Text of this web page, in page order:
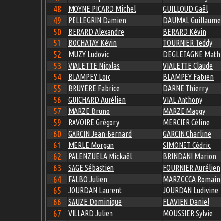
48 MOYNE PICARD Michel GUILLOUD Gaël
49 PELLEGRIN Damien DAUMAL Guillaume
50 BERARD Alexandre BERARD Kévin
51 BOCHATAY Kévin TOURNIER Teddy
52 MUZY Ludovic DEGLETAGNE
53 VIALETTE Nicolas VIALETTE Claude
54 BLAMPEY Loïc BLAMPEY Fabien
55 BRUYERE Fabrice DARNE Thierry
56 GUICHARD Aurélien VIAL Anthony
57 MARZE Bruno MARZE Maggy
59 RAVOIRE Grégory MERCIER Céline
60 GARCIN Jean-Bernard GARCIN Charline
61 MERLE Morgan SIMONET Cédric
62 PALENZUELA Mickaël BRINDANI Marion
63 SAGE Sébastien FOURNIER Aurélien
64 FALBO Julien MARZOCCA Romain
65 JOURDAN Laurent JOURDAN Ludivine
66 SAUZE Dominique FLAVIEN Daniel
67 VILLARD Julien MOUSSIER Sylvie